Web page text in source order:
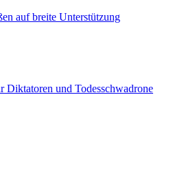
auf breite Unterstützung
Diktatoren und Todesschwadrone